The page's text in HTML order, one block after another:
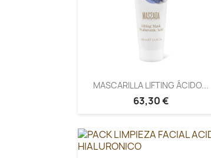
MASCARILLA LIFTING ÁCIDO...
63,30 €